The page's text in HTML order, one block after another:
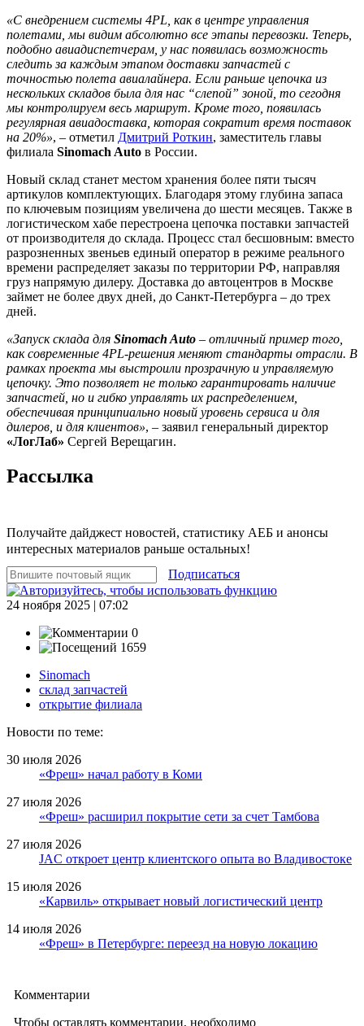
«С внедрением системы 4PL, как в центре управления
полетами, мы видим абсолютно все этапы перевозки. Теперь,
подобно авиадиспетчерам, у нас появилась возможность
следить за каждым этапом доставки запчастей с
точностью полета авиалайнера. Если раньше цепочка из
нескольких складов была для нас “слепой” зоной, то сегодня
мы контролируем весь маршрут. Кроме того, появилась
регулярная авиадоставка, которая сократит время поставок
на 20%», – отметил Дмитрий Роткин, заместитель главы
филиала Sinomach Auto в России.
Новый склад станет местом хранения более пяти тысяч
артикулов комплектующих. Благодаря этому глубина запаса
по ключевым позициям увеличена до шести месяцев. Также в
логистическом хабе перестроена цепочка поставки запчастей
от производителя до склада. Процесс стал бесшовным: вместо
разрозненных звеньев единый оператор в режиме реального
времени распределяет заказы по территории РФ, направляя
груз напрямую дилеру. Доставка до автоцентров в Москве
займет не более двух дней, до Санкт-Петербурга – до трех
дней.
«Запуск склада для Sinomach Auto – отличный пример того,
как современные 4PL-решения меняют стандарты отрасли. В
рамках проекта мы выстроили прозрачную и управляемую
цепочку. Это позволяет не только гарантировать наличие
запчастей, но и гибко управлять их распределением,
обеспечивая принципиально новый уровень сервиса и для
дилеров, и для клиентов», – заявил генеральный директор
«ЛогЛаб» Сергей Верещагин.
Рассылка
Получайте дайджест новостей, статистику АЕБ и анонсы
интересных материалов раньше остальных!
Подписаться
24 ноября 2025 | 07:02
0
1659
Sinomach
склад запчастей
открытие филиала
Новости по теме:
30 июля 2026
«Фреш» начал работу в Коми
27 июля 2026
«Фреш» расширил покрытие сети за счет Тамбова
27 июля 2026
JAC откроет центр клиентского опыта во Владивостоке
15 июля 2026
«Карвиль» открывает новый логистический центр
14 июля 2026
«Фреш» в Петербурге: переезд на новую локацию
Комментарии
Чтобы оставлять комментарии, необходимо